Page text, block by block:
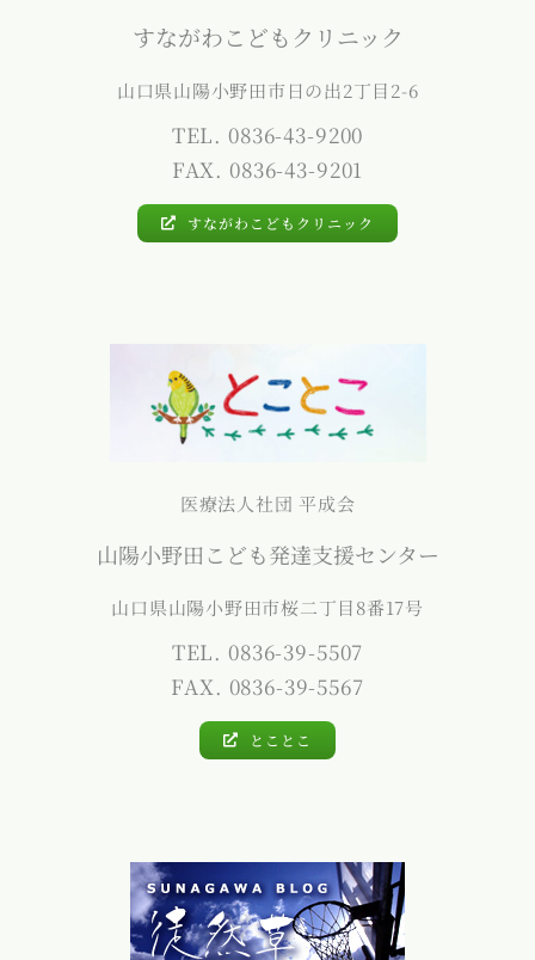
すながわこどもクリニック
山口県山陽小野田市日の出2丁目2-6
TEL. 0836-43-9200
FAX. 0836-43-9201
すながわこどもクリニック
医療法人社団 平成会
山陽小野田こども発達支援センター
山口県山陽小野田市桜二丁目8番17号
TEL. 0836-39-5507
FAX. 0836-39-5567
とことこ